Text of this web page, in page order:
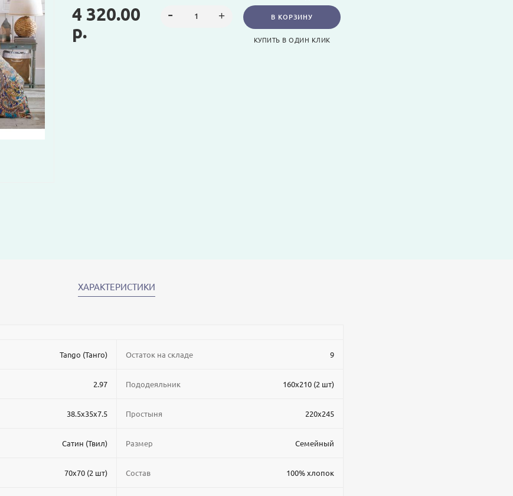
4 320.00
р.
В КОРЗИНУ
КУПИТЬ В ОДИН КЛИК
ХАРАКТЕРИСТИКИ
Tango (Танго)
2.97
38.5x35x7.5
Сатин (Твил)
70x70 (2 шт)
Остаток на складе 9
Пододеяльник 160x210 (2 шт)
Простыня 220x245
Размер Семейный
Состав 100% хлопок